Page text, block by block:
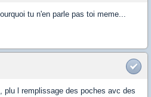
tu n'en parle pas toi meme...
plu l remplissage des poches avc des